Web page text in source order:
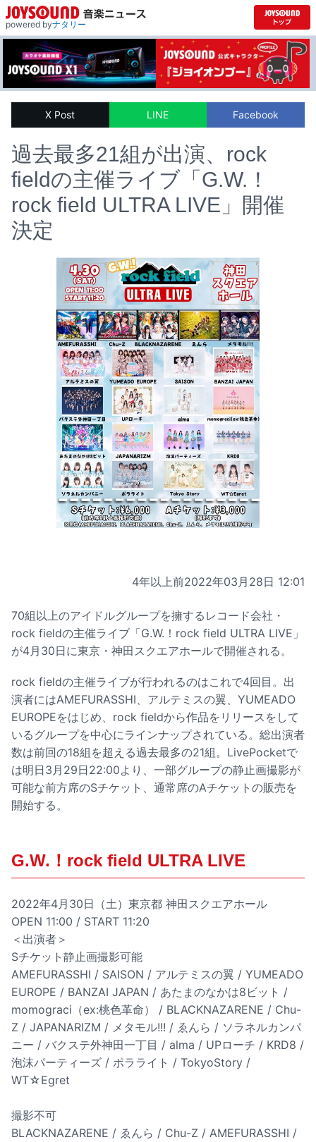
powered byナタリー
X Post LINE Facebook
過去最多21組が出演、rock
fieldの主催ライブ「G.W.！
rock field ULTRA LIVE」開催
決定
4年以上前2022年03月28日 12:01
70組以上のアイドルグループを擁するレコード会社・
rock fieldの主催ライブ「G.W.！rock field ULTRA LIVE」
が4月30日に東京・神田スクエアホールで開催される。
rock fieldの主催ライブが行われるのはこれで4回目。出
演者にはAMEFURASSHI、アルテミスの翼、YUMEADO
EUROPEをはじめ、rock fieldから作品をリリースをして
いるグループを中心にラインナップされている。総出演者
数は前回の18組を超える過去最多の21組。LivePocketで
は明日3月29日22:00より、一部グループの静止画撮影が
可能な前方席のSチケット、通常席のAチケットの販売を
開始する。
G.W.！rock field ULTRA LIVE
2022年4月30日（土）東京都 神田スクエアホール
OPEN 11:00 / START 11:20
＜出演者＞
Sチケット静止画撮影可能
AMEFURASSHI / SAISON / アルテミスの翼 / YUMEADO
EUROPE / BANZAI JAPAN / あたまのなかは8ビット /
momograci（ex:桃色革命） / BLACKNAZARENE / Chu-
Z / JAPANARIZM / メタモル!!! / ゑんら / ソラネルカンパ
ニー / バクステ外神田一丁目 / alma / UPローチ / KRD8 /
泡沫パーティーズ / ポラライト / TokyoStory /
WT☆Egret
撮影不可
BLACKNAZARENE / ゑんら / Chu-Z / AMEFURASSHI /